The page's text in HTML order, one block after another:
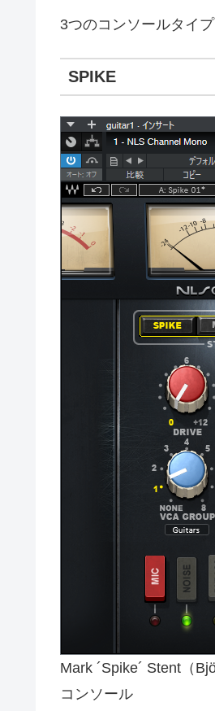
3つのコンソールタイ
SPIKE
Mark ´Spike´ Stent（
コンソール